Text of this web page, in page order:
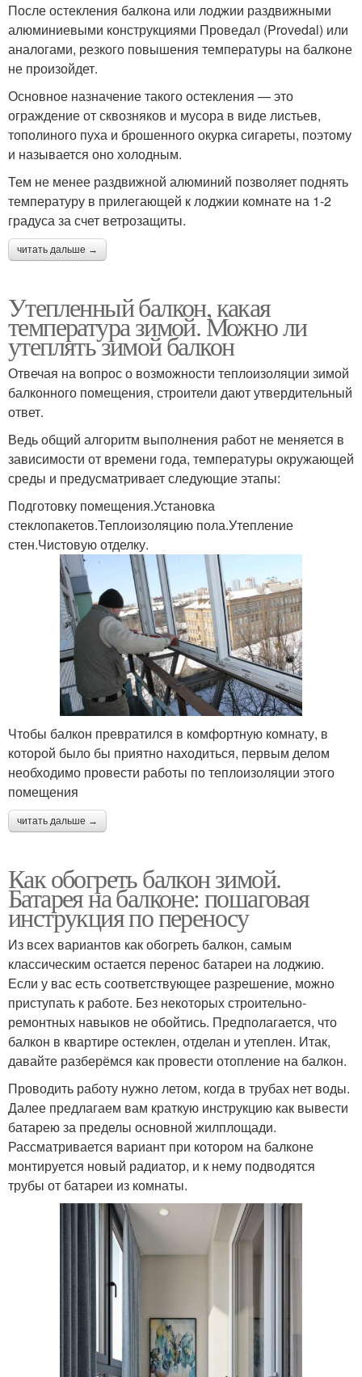
После остекления балкона или лоджии раздвижными
алюминиевыми конструкциями Проведал (Provedal) или
аналогами, резкого повышения температуры на балконе
не произойдет.
Основное назначение такого остекления — это
ограждение от сквозняков и мусора в виде листьев,
тополиного пуха и брошенного окурка сигареты, поэтому
и называется оно холодным.
Тем не менее раздвижной алюминий позволяет поднять
температуру в прилегающей к лоджии комнате на 1-2
градуса за счет ветрозащиты.
читать дальше →
Утепленный балкон, какая
температура зимой. Можно ли
утеплять зимой балкон
Отвечая на вопрос о возможности теплоизоляции зимой
балконного помещения, строители дают утвердительный
ответ.
Ведь общий алгоритм выполнения работ не меняется в
зависимости от времени года, температуры окружающей
среды и предусматривает следующие этапы:
Подготовку помещения.Установка
стеклопакетов.Теплоизоляцию пола.Утепление
стен.Чистовую отделку.
Чтобы балкон превратился в комфортную комнату, в
которой было бы приятно находиться, первым делом
необходимо провести работы по теплоизоляции этого
помещения
читать дальше →
Как обогреть балкон зимой.
Батарея на балконе: пошаговая
инструкция по переносу
Из всех вариантов как обогреть балкон, самым
классическим остается перенос батареи на лоджию.
Если у вас есть соответствующее разрешение, можно
приступать к работе. Без некоторых строительно-
ремонтных навыков не обойтись. Предполагается, что
балкон в квартире остеклен, отделан и утеплен. Итак,
давайте разберёмся как провести отопление на балкон.
Проводить работу нужно летом, когда в трубах нет воды.
Далее предлагаем вам краткую инструкцию как вывести
батарею за пределы основной жилплощади.
Рассматривается вариант при котором на балконе
монтируется новый радиатор, и к нему подводятся
трубы от батареи из комнаты.